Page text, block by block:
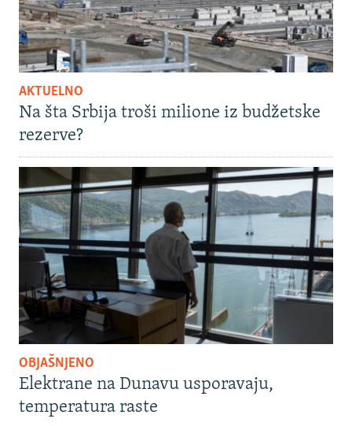
AKTUELNO
Na šta Srbija troši milione iz budžetske
rezerve?
OBJAŠNJENO
Elektrane na Dunavu usporavaju,
temperatura raste